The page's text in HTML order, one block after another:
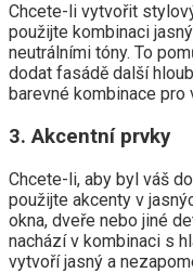
Chcete-li vytvořit
použijte kombinaci
neutrálními tóny. To
dodat fasádě další
barevné kombinace
3. Akcentní prvky
Chcete-li, aby byl váš
použijte akcenty v
okna, dveře nebo jiné
nachází v kombinaci s
vytvoří jasný a